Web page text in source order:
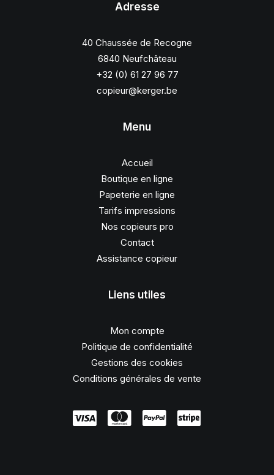
Adresse
40 Chaussée de Recogne
6840 Neufchâteau
+32 (0) 61 27 96 77
copieur@kerger.be
Menu
Accueil
Boutique en ligne
Papeterie en ligne
Tarifs impressions
Nos copieurs pro
Contact
Assistance copieur
Liens utiles
Mon compte
Politique de confidentialité
Gestions des cookies
Conditions générales de vente